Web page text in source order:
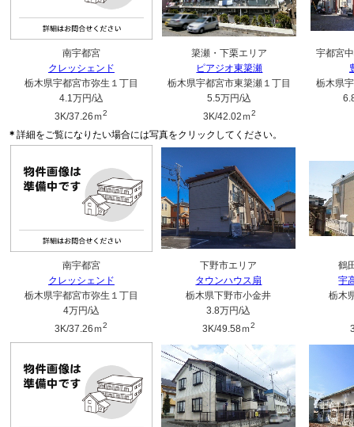
南宇都宮
クレッシェンド
栃木県宇都宮市弥生１丁目
4.1万円/込
3K/37.26ｍ2
簗瀬・下栗エリア
ピアジオ東簗瀬
栃木県宇都宮市東簗瀬１丁目
5.5万円/込
3K/42.02ｍ2
宇都宮
栃木県
＊ 詳細をご覧になりたい場合には写真をクリックしてください。
南宇都宮
クレッシェンド
栃木県宇都宮市弥生１丁目
4万円/込
3K/37.26ｍ2
下野市エリア
タウンハウス扇
栃木県下野市小金井
3.8万円/込
3K/49.58ｍ2
鶴
宇
栃木